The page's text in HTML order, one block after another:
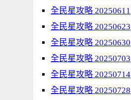
全民星攻略 20250611
全民星攻略 20250623
全民星攻略 20250630
全民星攻略 20250703
全民星攻略 20250714
全民星攻略 20250728